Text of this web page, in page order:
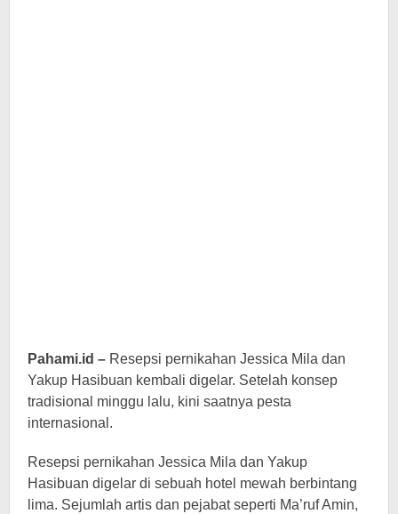
Pahami.id – Resepsi pernikahan Jessica Mila dan
Yakup Hasibuan kembali digelar. Setelah konsep
tradisional minggu lalu, kini saatnya pesta
internasional.
Resepsi pernikahan Jessica Mila dan Yakup
Hasibuan digelar di sebuah hotel mewah berbintang
lima. Sejumlah artis dan pejabat seperti Ma’ruf Amin,